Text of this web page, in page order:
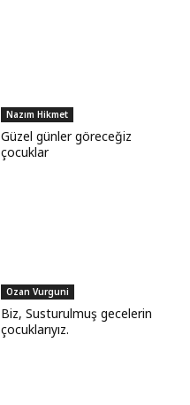
Nazım Hikmet
Güzel günler göreceğiz
çocuklar
Ozan Vurguni
Biz, Susturulmuş gecelerin
çocuklarıyız.